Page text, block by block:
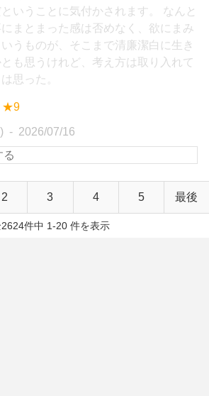
いうことに気付かされます。 なんと
まとまった感は否めなく、欲にまみ
うものが、そこまで清廉潔白に生き
も思うけれど、考え方は取り入れて
思った。
★9
2026/07/16
2 3 4 5 最後
件中 1-20 件を表示